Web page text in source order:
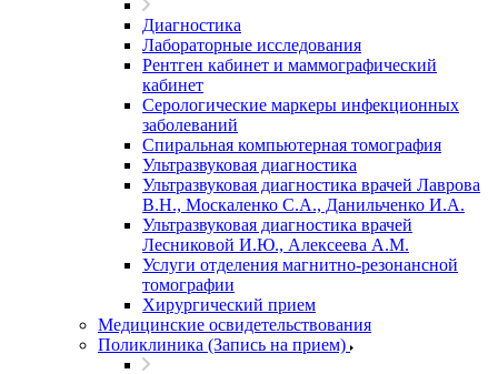
Диагностика
Лабораторные исследования
Рентген кабинет и маммографический
кабинет
Серологические маркеры инфекционных
заболеваний
Спиральная компьютерная томография
Ультразвуковая диагностика
Ультразвуковая диагностика врачей Лаврова
В.Н., Москаленко С.А., Данильченко И.А.
Ультразвуковая диагностика врачей
Лесниковой И.Ю., Алексеева А.М.
Услуги отделения магнитно-резонансной
томографии
Хирургический прием
Медицинские освидетельствования
Поликлиника (Запись на прием)